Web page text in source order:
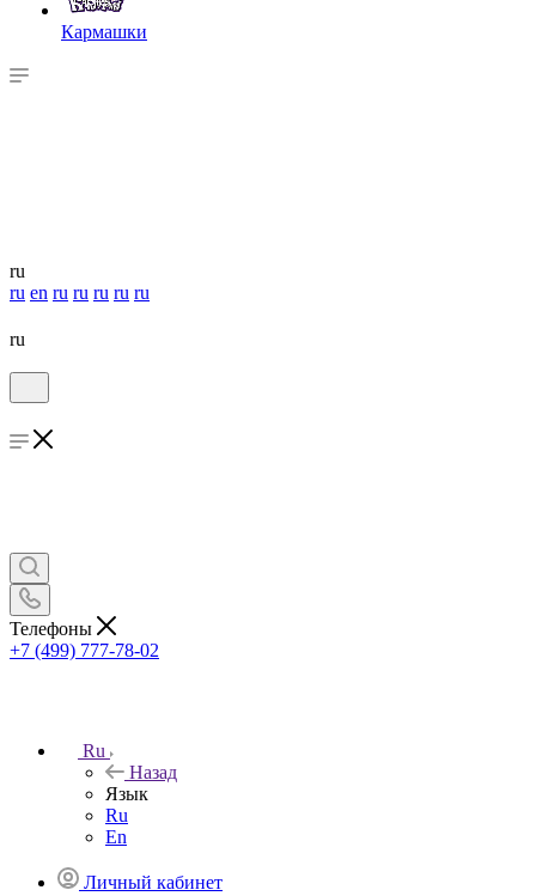
Кармашки
ru
ru en ru ru ru ru ru
ru
Телефоны
+7 (499) 777-78-02
Ru
Назад
Язык
Ru
En
Личный кабинет